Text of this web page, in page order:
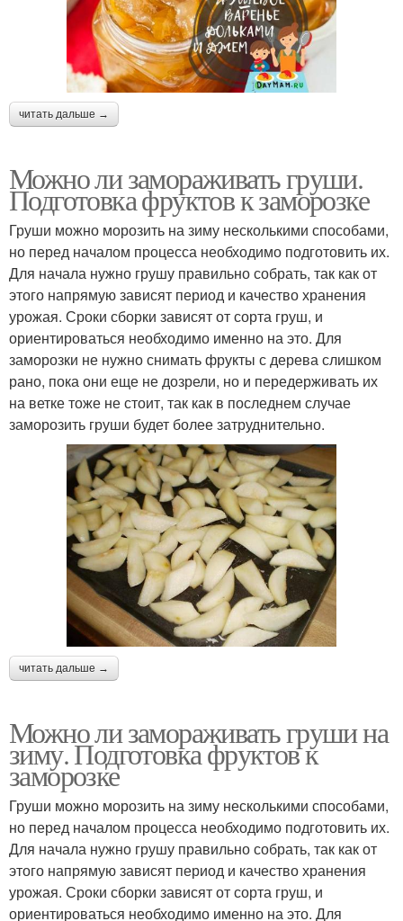
читать дальше →
Можно ли замораживать груши.
Подготовка фруктов к заморозке
Груши можно морозить на зиму несколькими способами,
но перед началом процесса необходимо подготовить их.
Для начала нужно грушу правильно собрать, так как от
этого напрямую зависят период и качество хранения
урожая. Сроки сборки зависят от сорта груш, и
ориентироваться необходимо именно на это. Для
заморозки не нужно снимать фрукты с дерева слишком
рано, пока они еще не дозрели, но и передерживать их
на ветке тоже не стоит, так как в последнем случае
заморозить груши будет более затруднительно.
читать дальше →
Можно ли замораживать груши на
зиму. Подготовка фруктов к
заморозке
Груши можно морозить на зиму несколькими способами,
но перед началом процесса необходимо подготовить их.
Для начала нужно грушу правильно собрать, так как от
этого напрямую зависят период и качество хранения
урожая. Сроки сборки зависят от сорта груш, и
ориентироваться необходимо именно на это. Для